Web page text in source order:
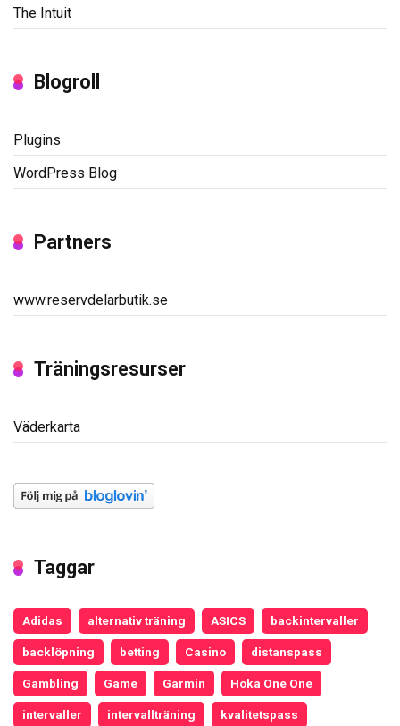
The Intuit
Blogroll
Plugins
WordPress Blog
Partners
www.reservdelarbutik.se
Träningsresurser
Väderkarta
Taggar
Adidas alternativ träning ASICS backintervaller
backlöpning betting Casino distanspass
Gambling Game Garmin Hoka One One
intervaller intervallträning kvalitetspass